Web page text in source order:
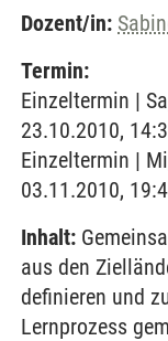
Dozent/in:
Termin:
Einzeltermin |
23.10.2010,
Einzeltermin |
03.11.2010,
Inhalt:
aus den
definieren und
Lernprozess